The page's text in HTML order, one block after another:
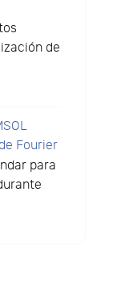
de
Fourier
para